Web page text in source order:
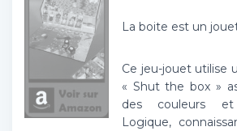
La boite est un
Ce jeu-jouet utilise
« Shut the box »
des couleurs
Logique,